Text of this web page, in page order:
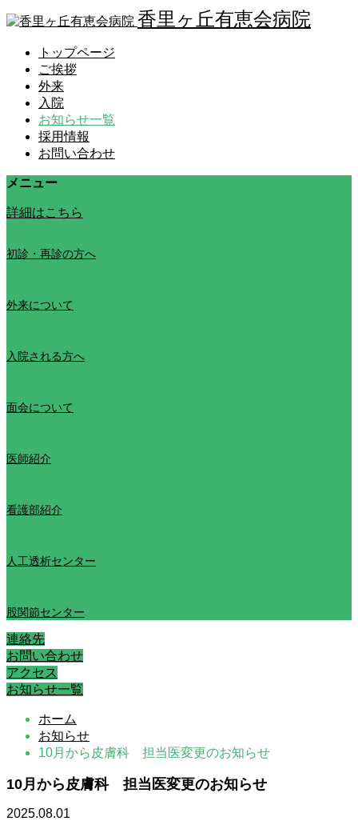
香里ヶ丘有恵会病院
トップページ
ご挨拶
外来
入院
お知らせ一覧
採用情報
お問い合わせ
メニュー
詳細はこちら
初診・再診の方へ
外来について
入院される方へ
面会について
医師紹介
看護部紹介
人工透析センター
股関節センター
連絡先
お問い合わせ
アクセス
お知らせ一覧
ホーム
お知らせ
10月から皮膚科 担当医変更のお知らせ
10月から皮膚科 担当医変更のお知らせ
2025.08.01